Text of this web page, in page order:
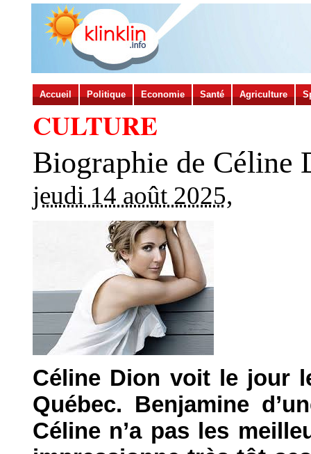
Accueil Politique Economie Santé Agriculture
CULTURE
Biographie de Céline
jeudi 14 août 2025,
Céline Dion voit le jour
Québec. Benjamine
Céline n’a pas les